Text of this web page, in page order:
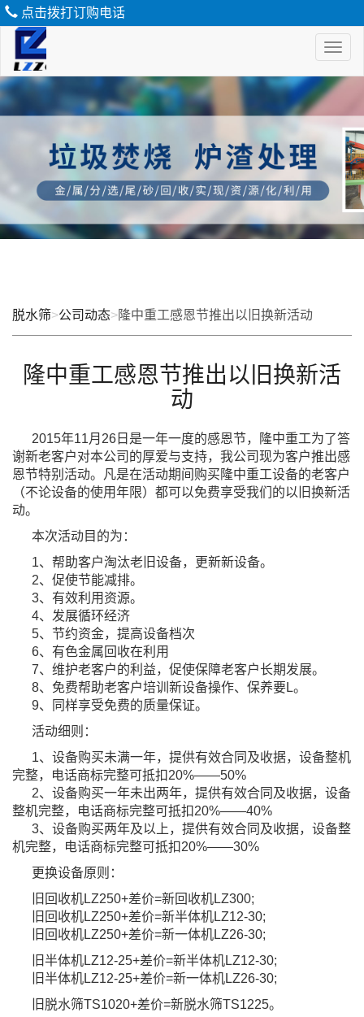
点击拨打订购电话
脱
水
脱水筛>公司动态>隆中重工感恩节推出以旧换新活动
隆中重工感恩节推出以旧换新活
动
2015年11月26日是一年一度的感恩节，隆中重工为了答
谢新老客户对本公司的厚爱与支持，我公司现为客户推出感
恩节特别活动。
凡是在活动期间购买隆中重工设备的老客户
（不论设备的使用年限）都可以免费享受我们的以旧换新活
动。
本次活动目的为：
1、帮助客户淘汰老旧设备，更新新设备。
2、促使节能减排。
3、有效利用资源。
4、发展循环经济
5、节约资金，提高设备档次
6、有色金属回收在利用
7、维护老客户的利益，促使保障老客户长期发展。
8、免费帮助老客户培训新设备操作、保养要L。
9、同样享受免费的质量保证。
活动细则：
1、设备购买未满一年，提供有效合同及收据，设备整机
完整，电话商标完整可抵扣20%——50%
2、设备购买一年未出两年，提供有效合同及收据，设备
整机完整，电话商标完整可抵扣20%——40%
3、设备购买两年及以上，提供有效合同及收据，设备整
机完整，电话商标完整可抵扣20%——30%
更换设备原则：
旧回收机LZ250+差价=新回收机LZ300;
旧回收机LZ250+差价=新半体机LZ12-30;
旧回收机LZ250+差价=新一体机LZ26-30;
旧半体机LZ12-25+差价=新半体机LZ12-30;
旧半体机LZ12-25+差价=新一体机LZ26-30;
旧脱水筛TS1020+差价=新脱水筛TS1225。